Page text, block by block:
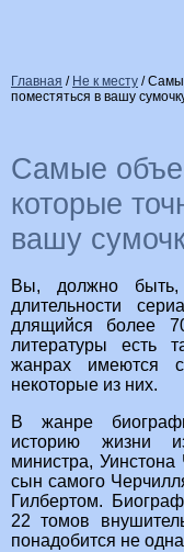
Главная / Не к месту /
поместяться в вашу
Самые
которые
вашу
Вы, должно
длительности
длящийся более
литературы есть
жанрах имеются
некоторые из них.
В жанре
историю жизни
министра,
сын самого
Гилбертом.
22 томов
понадобится не